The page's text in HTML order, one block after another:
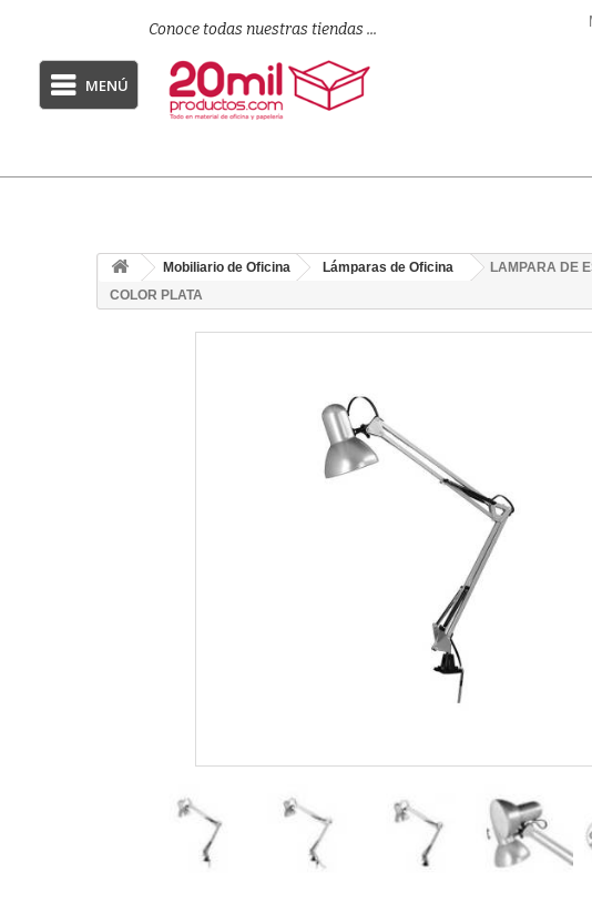
Conoce todas nuestras tiendas ...
MENÚ
Mobiliario de Oficina Lámparas de Oficina
LAMPARA DE
COLOR PLATA